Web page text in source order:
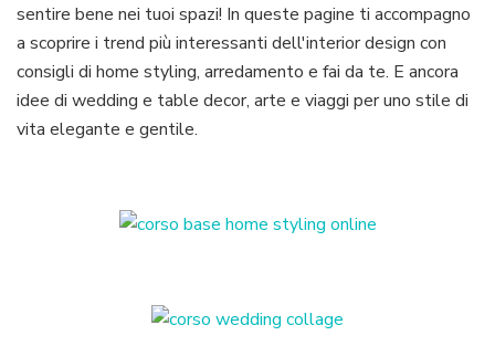
sentire bene nei tuoi spazi! In queste pagine ti accompagno
a scoprire i trend più interessanti dell'interior design con
consigli di home styling, arredamento e fai da te. E ancora
idee di wedding e table decor, arte e viaggi per uno stile di
vita elegante e gentile.